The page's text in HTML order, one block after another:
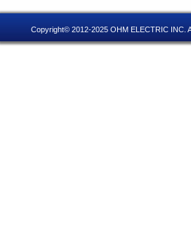
Copyright© 2012-2025 OHM ELECTRIC INC.